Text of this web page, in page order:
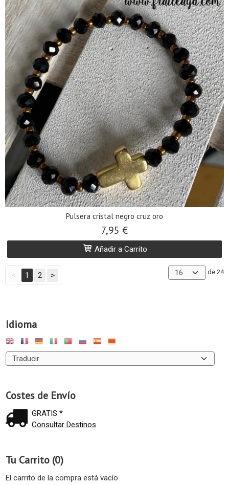
Idioma
Costes de Envío
GRATIS *
Consultar Destinos
Tu Carrito (0)
El carrito de la compra está vacío
Pulsera cristal negro cruz oro
7,95 €
Añadir a Carrito
< 1 2 > de 24